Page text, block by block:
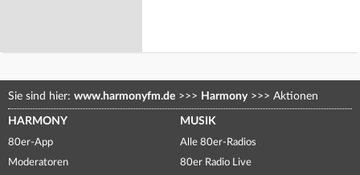
Sie sind hier: www.harmonyfm.de >>> Harmony >>> Aktionen
HARMONY
80er-App
Moderatoren
MUSIK
Alle 80er-Radios
80er Radio Live